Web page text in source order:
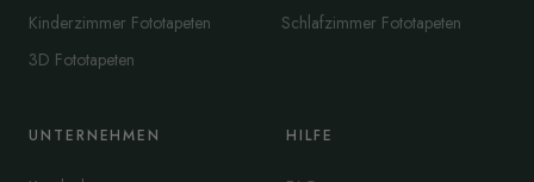
Kinderzimmer Fototapeten
3D Fototapeten
Schlafzimmer Fototapeten
UNTERNEHMEN HILFE